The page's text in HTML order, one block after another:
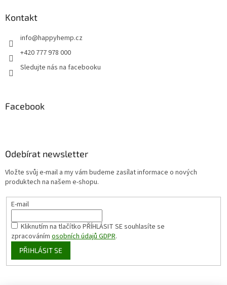
Kontakt
info@happyhemp.cz
+420 777 978 000
Sledujte nás na facebooku
Facebook
Odebírat newsletter
Vložte svůj e-mail a my vám budeme zasílat informace o nových
produktech na našem e-shopu.
E-mail
Kliknutím na tlačítko PŘÍHLÁSIT SEsouhlasíte se
zpracovánímosobních údajů GDPR.
PŘIHLÁSIT SE